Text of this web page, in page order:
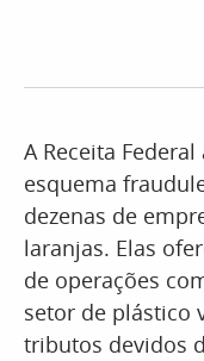
A Receita
esquema
dezenas de
laranjas. Elas
de operações
setor de plástico
tributos devidos